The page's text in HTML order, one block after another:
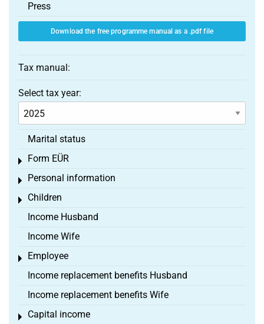
Press
Download the free programme manual as a .pdf file
Tax manual:
Select tax year:
Marital status
Form EÜR
Toggle menu
Personal information
Toggle menu
Children
Toggle menu
Income Husband
Income Wife
Employee
Toggle menu
Income replacement benefits Husband
Income replacement benefits Wife
Capital income
Toggle menu